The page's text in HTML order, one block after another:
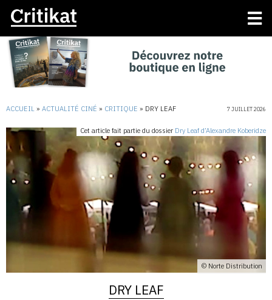
ACCUEIL » ACTUALITÉ CINÉ » CRITIQUE » DRY LEAF 7 JUILLET 2026
© Norte Distribution
Cet article fait partie du dossier Dry Leaf d’Alexandre Koberidze
DRY LEAF